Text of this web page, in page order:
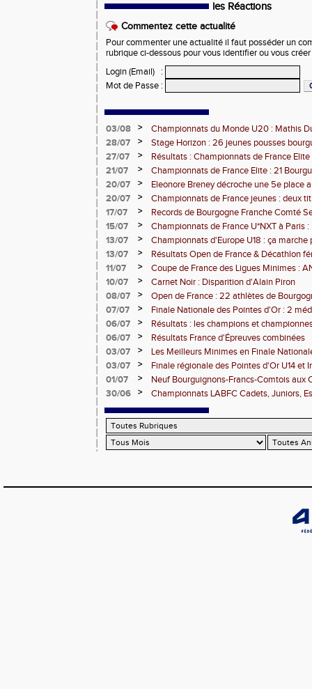
les Réactions
Commentez cette actualité
Pour commenter une actualité il faut posséder un
rubrique ci-dessous pour vous identifier ou vous
Login (Email)
:
Mot de Passe :
03/08 >
Championnats du Monde U20 : Mathis
3000m steeple
28/07 >
Stage Horizon : 26 jeunes pousses
comtoises retenues
27/07 >
Résultats : Championnats de France
21/07
>
Championnats de France Elite : 21
l'assaut d'Albi
20/07 >
Eleonore Breney décroche une 5e place
d'Europe U18
20/07 >
Championnats de France jeunes : deux
de médailles pour la BFC
17/07 >
Records de Bourgogne Franche Comté
15/07
>
Championnats de France U*NXT à Paris
Comté en force
13/07 >
Championnats d'Europe U18 : ça marche
13/07
>
Résultats Open de France & Décathlon
Bourguignons-Francs-Comtois sur le
11/07 >
Coupe de France des Ligues Minimes :
10/07
>
Carnet Noir : Disparition d'Alain Piron
08/07
>
Open de France : 22 athlètes de
clubs) engagés
07/07 >
Finale Nationale des Pointes d'Or : 2
DUC
06/07 >
Résultats : les champions et
Dijon
06/07 >
Résultats France d'Épreuves combinées
03/07
>
Les Meilleurs Minimes en Finale
03/07
>
Finale régionale des Pointes d'Or U14 et
01/07
>
Neuf Bourguignons-Francs-Comtois aux
d'épreuves combinées
30/06 >
Championnats LABFC Cadets, Juniors,